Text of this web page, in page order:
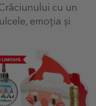
cu un
emoția și